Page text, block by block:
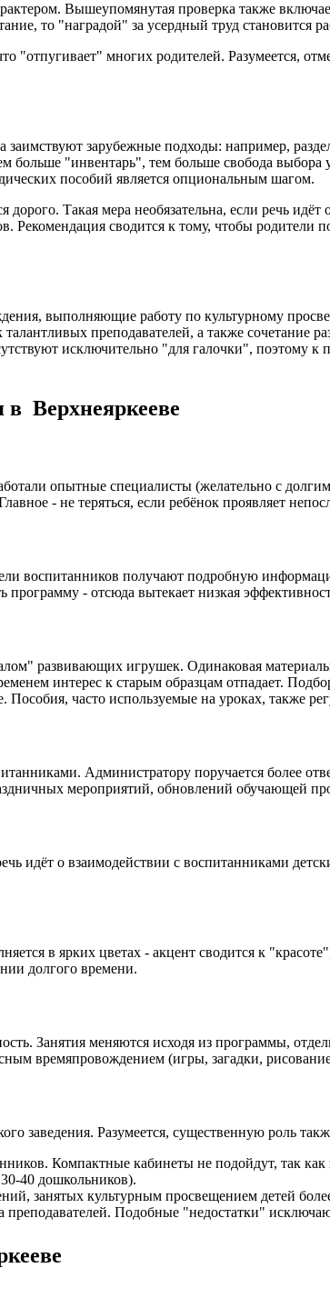
Вышеупомянутая проверка также
то "наградой" за усердный труд становится
многих родителей. Разумеется,
заимствуют зарубежные подходы: например,
больше "инвентарь", тем больше свобода
пособий является опциональным шагом.
Такая мера необязательна, если речь
Рекомендация сводится к тому, чтобы родители
выполняющие работу по культурному
преподавателей, а также сочетание
исключительно "для галочки", поэтому к
в Верхнеяркееве
опытные специалисты (желательно с
- не теряться, если ребёнок проявляет
воспитанников получают подробную
- отсюда вытекает низкая
развивающих игрушек. Одинаковая
интерес к старым образцам отпадает.
часто используемые на уроках, также
Администратору поручается более
мероприятий, обновлений обучающей
идёт о взаимодействии с воспитанниками
в ярких цветах - акцент сводится к
долгого времени.
Занятия меняются исходя из программы,
времяпровождением (игры, загадки,
заведения. Разумеется, существенную роль
Компактные кабинеты не подойдут, так
40 дошкольников).
занятых культурным просвещением детей
Подобные "недостатки"